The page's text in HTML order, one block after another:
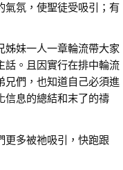
氣氛，使聖徒受吸引；有
姊妹一人一章輪流帶大家
話。且因實行在排中輪流
兄們，也知道自己必須進
信息的總結和末了的禱
更多被祂吸引，快跑跟